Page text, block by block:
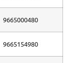
9665000480
9665154980